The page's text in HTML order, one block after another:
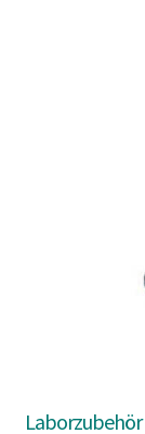
Laborzubehör